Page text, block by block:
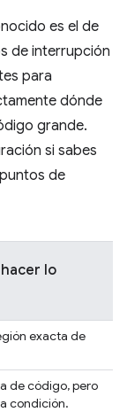
es el de
de interrupción
para
dónde
grande.
si sabes
de
lo
exacta de
de código, pero
condición.